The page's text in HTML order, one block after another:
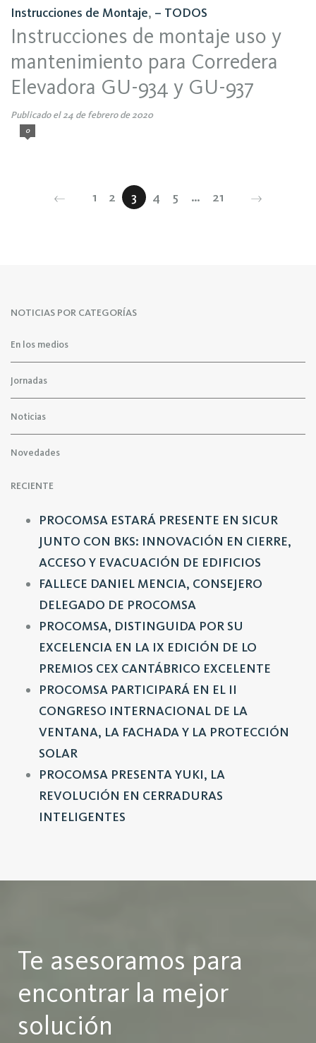
Instrucciones de Montaje, – TODOS
Instrucciones de montaje uso y
mantenimiento para Corredera
Elevadora GU-934 y GU-937
Publicado el 24 de febrero de 2020
0
1 2 3 4 5 … 21
NOTICIAS POR CATEGORÍAS
En los medios
Jornadas
Noticias
Novedades
RECIENTE
PROCOMSA ESTARÁ PRESENTE EN SICUR
JUNTO CON BKS: INNOVACIÓN EN CIERRE,
ACCESO Y EVACUACIÓN DE EDIFICIOS
FALLECE DANIEL MENCIA, CONSEJERO
DELEGADO DE PROCOMSA
PROCOMSA, DISTINGUIDA POR SU
EXCELENCIA EN LA IX EDICIÓN DE LO
PREMIOS CEX CANTÁBRICO EXCELENTE
PROCOMSA PARTICIPARÁ EN EL II
CONGRESO INTERNACIONAL DE LA
VENTANA, LA FACHADA Y LA PROTECCIÓN
SOLAR
PROCOMSA PRESENTA YUKI, LA
REVOLUCIÓN EN CERRADURAS
INTELIGENTES
Te asesoramos para
encontrar la mejor
solución